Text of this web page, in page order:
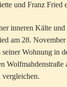
und Franz Fried
inneren Kälte und
am 28.
seiner Wohnung in
Wolfmahdenstraße
vergleichen.